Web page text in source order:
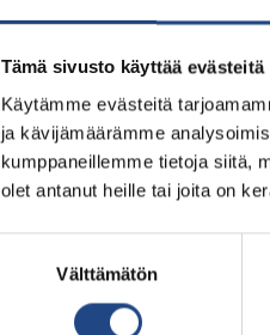
Tämä sivusto käyttää evästeitä
Käytämme evästeitä
ja kävijämäärämme
kumppaneillemme tietoja siitä,
olet antanut heille tai joita on
Välttämätön